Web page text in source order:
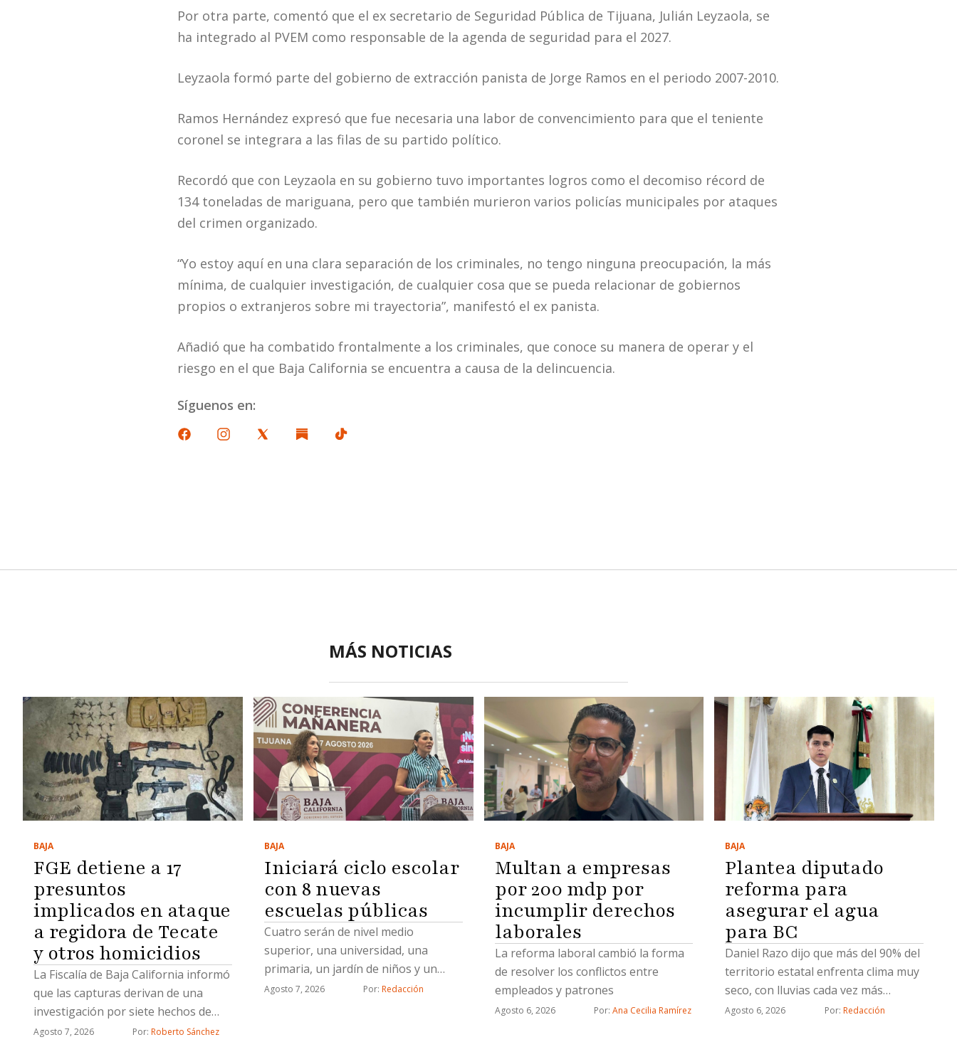
Por otra parte, comentó que el ex secretario de Seguridad Pública de Tijuana, Julián Leyzaola, se
ha integrado al PVEM como responsable de la agenda de seguridad para el 2027.
Leyzaola formó parte del gobierno de extracción panista de Jorge Ramos en el periodo 2007-2010.
Ramos Hernández expresó que fue necesaria una labor de convencimiento para que el teniente
coronel se integrara a las filas de su partido político.
Recordó que con Leyzaola en su gobierno tuvo importantes logros como el decomiso récord de
134 toneladas de mariguana, pero que también murieron varios policías municipales por ataques
del crimen organizado.
“Yo estoy aquí en una clara separación de los criminales, no tengo ninguna preocupación, la más
mínima, de cualquier investigación, de cualquier cosa que se pueda relacionar de gobiernos
propios o extranjeros sobre mi trayectoria”, manifestó el ex panista.
Añadió que ha combatido frontalmente a los criminales, que conoce su manera de operar y el
riesgo en el que Baja California se encuentra a causa de la delincuencia.
Síguenos en:
MÁS NOTICIAS
BAJA
FGE detiene a 17
presuntos
implicados en ataque
a regidora de Tecate
y otros homicidios
La Fiscalía de Baja California informó
que las capturas derivan de una
investigación por siete hechos de
alto impacto, entre ellos el ataque en
Agosto 7, 2026 Por: Roberto Sánchez
BAJA
Iniciará ciclo escolar
con 8 nuevas
escuelas públicas
Cuatro serán de nivel medio
superior, una universidad, una
primaria, un jardín de niños y un
Centro de Atención Múltiple
Agosto 7, 2026 Por: Redacción
BAJA
Multan a empresas
por 200 mdp por
incumplir derechos
laborales
La reforma laboral cambió la forma
de resolver los conflictos entre
empleados y patrones
Agosto 6, 2026 Por: Ana Cecilia Ramírez
BAJA
Plantea diputado
reforma para
asegurar el agua
para BC
Daniel Razo dijo que más del 90% del
territorio estatal enfrenta clima muy
seco, con lluvias cada vez más
escasas
Agosto 6, 2026 Por: Redacción